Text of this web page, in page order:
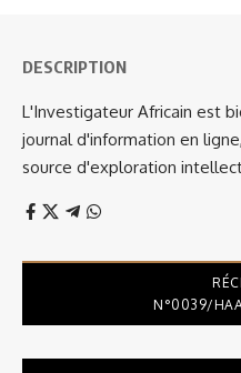
DESCRIPTION
L'Investigateur Africain est
journal d'information en
source d'exploration
N°0039/